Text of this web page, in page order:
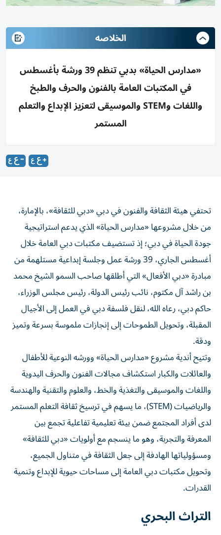
الخلاصه
«مدارس الحياة» بدبي تنظم 39 ورشة بأغسطس
في المكتبات العامة بالفنون والحرف والطبخ
واللغات وSTEM والموسيقى لتعزيز الإبداع والتعلم
المستمر
تحتفي هيئة الثقافة والفنون في دبي «دبي للثقافة»، بالإمارة،
من خلال مشروعها «مدارس الحياة» الذي يدعم استراتيجية
جودة الحياة في دبي؛ إذ تستضيف مكتبات دبي العامة خلال
أغسطس الجاري، 39 ورشة عمل وجلسة إبداعية مستلهمة من
مبادرة «دبي الأفعال» التي أطلقها صاحب السمو الشيخ محمد
بن راشد آل مكتوم، نائب رئيس الدولة، رئيس مجلس الوزراء،
حاكم دبي، رعاه الله، لنقل فلسفة دبي في العمل إلى الأجيال
المقبلة، وتحويل الطموحات إلى إنجازات ملموسة بسرعة وتميز
ودقة.
وتتيح أندية مشروع «مدارس الحياة» وورشه النوعية للأطفال
والعائلات والكبار استكشاف مجالات الفنون والحرف اليدوية
واللغات والموسيقى والتغذية والخط، والعلوم والتقنية والهندسة
والرياضيات (STEM)، ما يسهم في ترسيخ ثقافة التعلم المستمر
لدى أفراد المجتمع ضمن بيئة تعليمية تفاعلية تجمع بين
المعرفة والتجربة، وهو ما ينسجم مع أولويات «دبي للثقافة»
ومسؤولياتها الهادفة إلى جعل الثقافة في متناول الجميع،
وتحويل مكتبات دبي العامة إلى مساحات حيوية للإبداع وتنمية
القدرات.
التراث البحري